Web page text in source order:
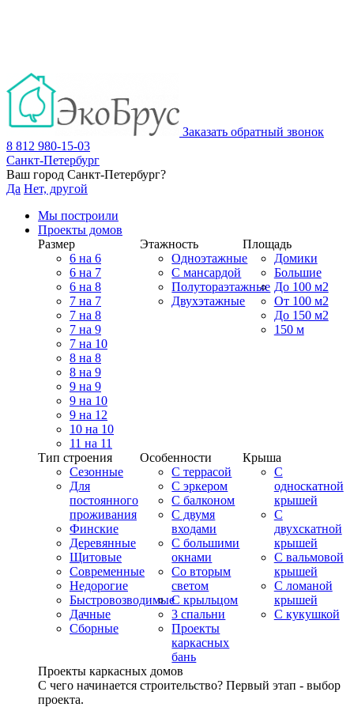
Заказать обратный звонок
8 812 980-15-03
Санкт-Петербург
Ваш город Санкт-Петербург?
Да Нет, другой
Мы построили
Проекты домов
Размер
6 на 6
6 на 7
6 на 8
7 на 7
7 на 8
7 на 9
7 на 10
8 на 8
8 на 9
9 на 9
9 на 10
9 на 12
10 на 10
11 на 11
Этажность
Одноэтажные
С мансардой
Полутораэтажные
Двухэтажные
Площадь
Домики
Большие
До 100 м2
От 100 м2
До 150 м2
150 м
Тип строения
Сезонные
Для
постоянного
проживания
Финские
Деревянные
Щитовые
Современные
Недорогие
Быстровозводимые
Дачные
Сборные
Особенности
С террасой
С эркером
С балконом
С двумя
входами
С большими
окнами
Со вторым
светом
С крыльцом
3 спальни
Проекты
каркасных
бань
Крыша
С
односкатной
крышей
С
двухскатной
крышей
С вальмовой
крышей
С ломаной
крышей
С кукушкой
Проекты каркасных домов
С чего начинается строительство? Первый этап - выбор
проекта.